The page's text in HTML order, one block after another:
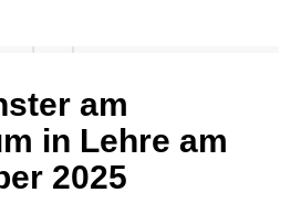
am
in Lehre am
2025